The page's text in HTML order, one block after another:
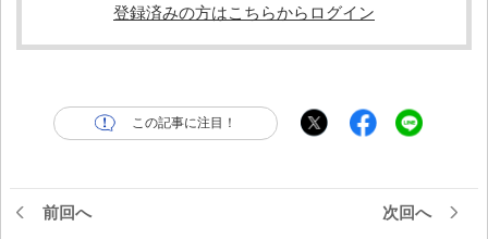
登録済みの方はこちらからログイン
この記事に注目！
前回へ 次回へ